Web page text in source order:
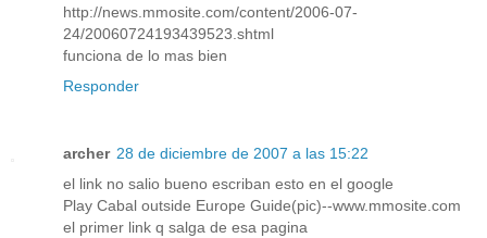
http://news.mmosite.com/content/2006-07-
24/20060724193439523.shtml
funciona de lo mas bien
Responder
archer 28 de diciembre de 2007 a las 15:22
el link no salio bueno escriban esto en el google
Play Cabal outside Europe Guide(pic)--www.mmosite.com
el primer link q salga de esa pagina